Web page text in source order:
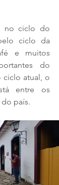
no ciclo do
ciclo da
e muitos
do
ciclo atual, o
entre os
país.